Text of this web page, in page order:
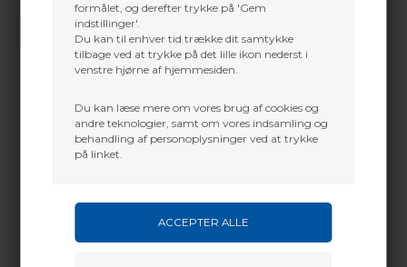
formålet, og derefter trykke på 'Gem
indstillinger'.
Du kan til enhver tid trække dit samtykke
tilbage ved at trykke på det lille ikon nederst i
venstre hjørne af hjemmesiden.
Du kan læse mere om vores brug af cookies og
andre teknologier, samt om vores indsamling og
behandling af personoplysninger ved at trykke
på linket.
Martin Damsbo
Sjælland
martin@baldurs-archery.dk
Vi gør vores bedste for at besvare alle henvendelser indenfor 24 timer.
SEND SPØRGSMÅL
Mere info
Dette passer godt sammen.